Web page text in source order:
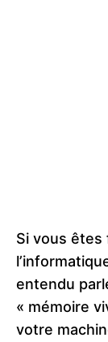
Si vous êtes
entendu
« mémoire
votre